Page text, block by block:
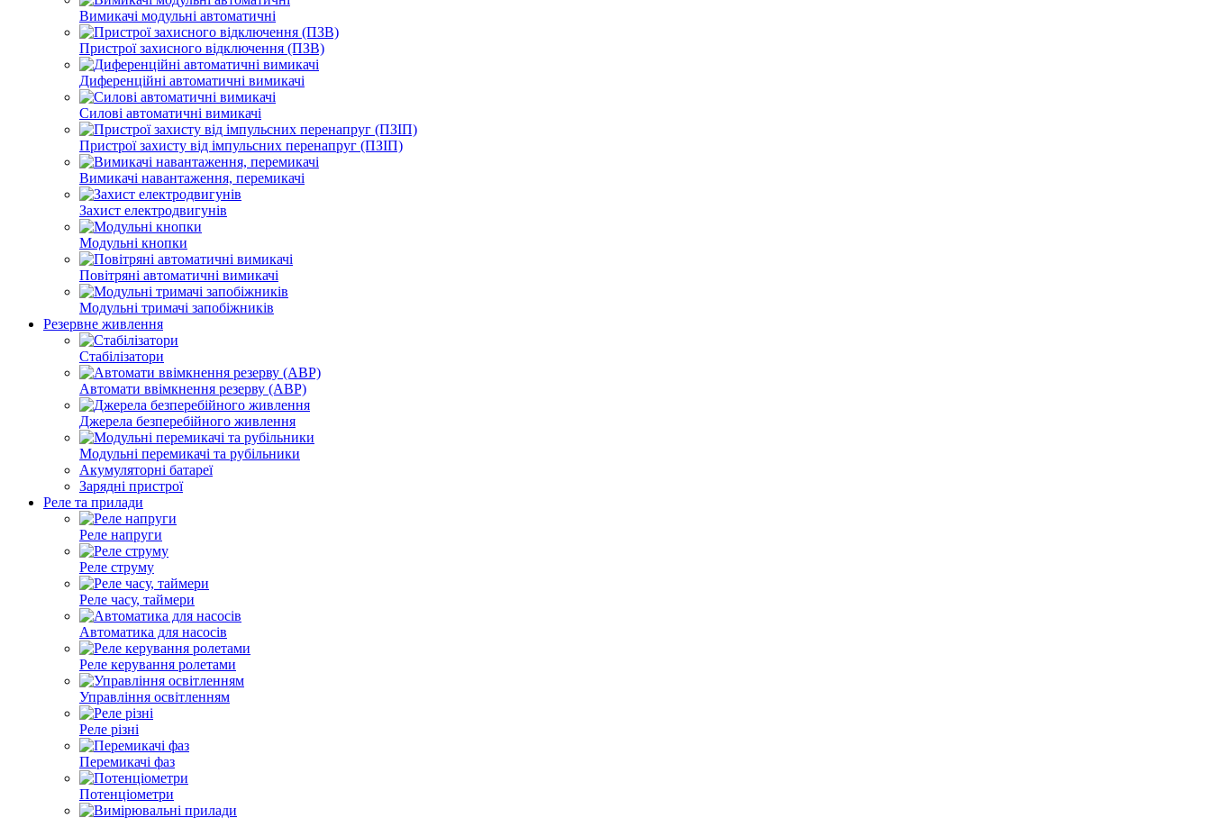
Вимикачі модульні автоматичні
Пристрої захисного відключення (ПЗВ)
Диференційні автоматичні вимикачі
Силові автоматичні вимикачі
Пристрої захисту від імпульсних перенапруг (ПЗІП)
Вимикачі навантаження, перемикачі
Захист електродвигунів
Модульні кнопки
Повітряні автоматичні вимикачі
Модульні тримачі запобіжників
Резервне живлення
Стабілізатори
Автомати ввімкнення резерву (АВР)
Джерела безперебійного живлення
Модульні перемикачі та рубільники
Акумуляторні батареї
Зарядні пристрої
Реле та прилади
Реле напруги
Реле струму
Реле часу, таймери
Автоматика для насосів
Реле керування ролетами
Управління освітленням
Реле різні
Перемикачі фаз
Потенціометри